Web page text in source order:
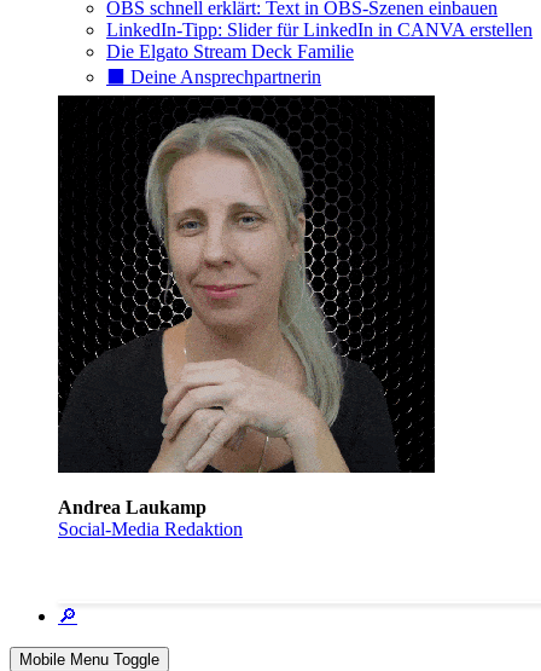
OBS schnell erklärt: Text in OBS-Szenen einbauen
LinkedIn-Tipp: Slider für LinkedIn in CANVA erstellen
Die Elgato Stream Deck Familie
⬛️ Deine Ansprechpartnerin
Andrea Laukamp
Social-Media Redaktion
🔎
Mobile Menu Toggle